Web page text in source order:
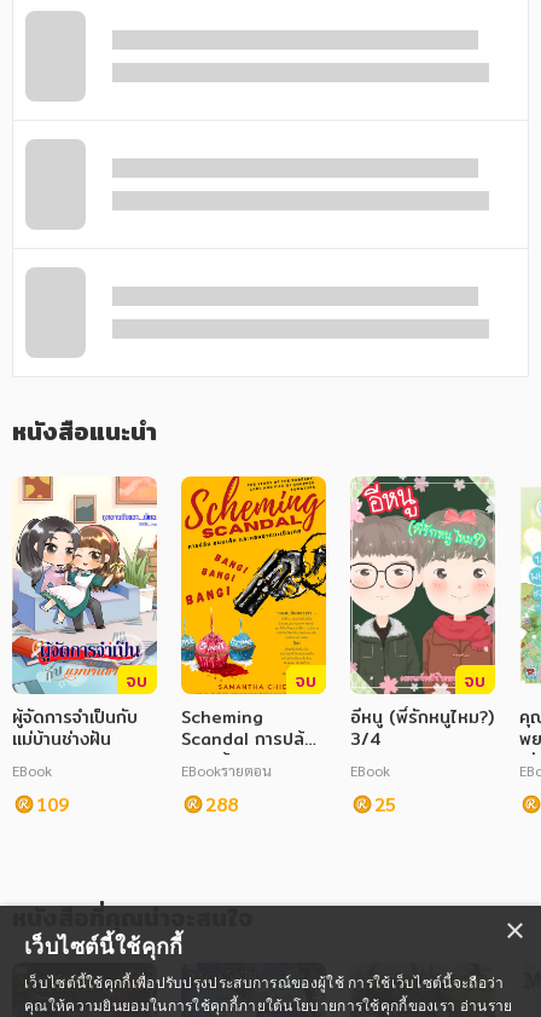
ภาษาศาสตร์
หนังสือเด็ก
การพัฒนาตนเอง
ความรู้ทั่วไป
การ์ตูนความรู้ การ์ตูน
การ์ตูนมังงะ (Manga)
หนังสือแนะนำ
จบ
ผู้จัดการจำเป็นกับ
แม่บ้านช่างฝัน
EBook
109
จบ
Scheming
Scandal การปล้น
ขนมเค้ก และกอง
ซากมะเขือเทศ
EBookรายตอน
288
จบ
อีหนู (พี่รักหนูไหม?)
3/4
EBook
25
คุ
พ
เ
หนังสือที่คุณน่าจะสนใจ ×
เว็บไซต์นี้ใช้คุกกี้
เว็บไซต์นี้ใช้คุกกี้เพื่อปรับปรุงประสบการณ์ของผู้ใช้ การใช้เว็บไซต์นี้จะถือว่า
คุณให้ความยินยอมในการใช้คุกกี้ภายใต้นโยบายการใช้คุกกี้ของเรา อ่านราย